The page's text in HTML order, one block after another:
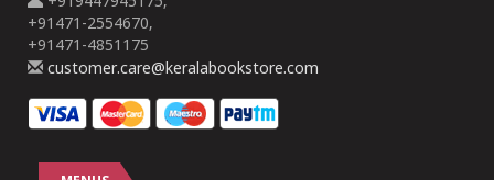
+91471-2554670,
+91471-4851175
customer.care@keralabookstore.com